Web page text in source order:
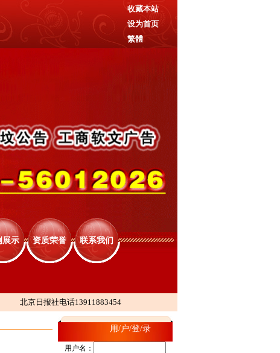
收藏本站
设为首页
繁體
展示 资质荣誉 联系我们
北京日报社电话13911883454
用/户/登/录
用户名：